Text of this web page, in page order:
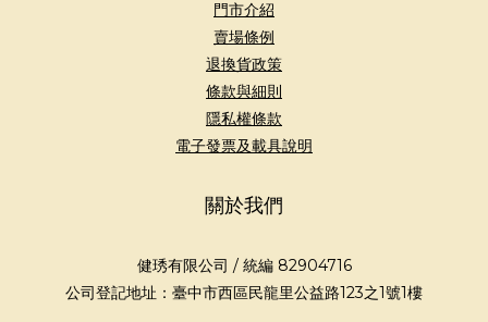
門市介紹
賣場條例
退換貨政策
條款與細則
隱私權條款
電子發票及載具說明
關於我們
健琇有限公司 / 統編 82904716
公司登記地址：臺中市西區民龍里公益路123之1號1樓